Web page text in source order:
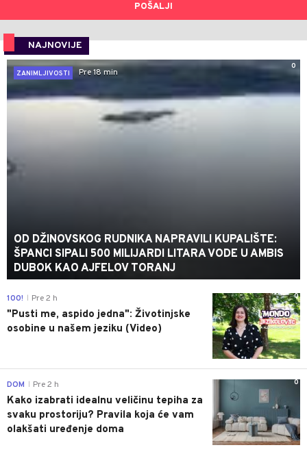
POŠALJI
NAJNOVIJE
0
ZANIMLJIVOSTI
Pre 18 min
OD DŽINOVSKOG RUDNIKA NAPRAVILI KUPALIŠTE:
ŠPANCI SIPALI 500 MILIJARDI LITARA VODE U AMBIS
DUBOK KAO AJFELOV TORANJ
0
100! Pre 2 h
"Pusti me, aspido jedna": Životinjske
osobine u našem jeziku (Video)
0
DOM Pre 2 h
Kako izabrati idealnu veličinu tepiha za
svaku prostoriju? Pravila koja će vam
olakšati uređenje doma